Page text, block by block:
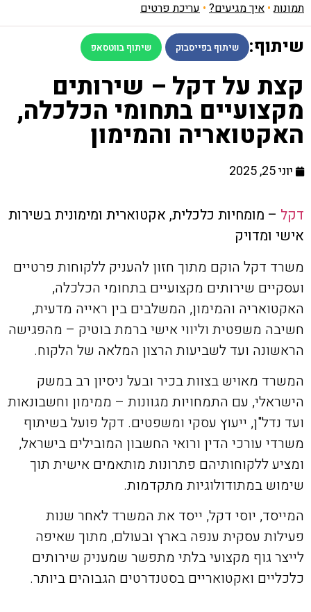
תמונות• איך מגיעים? • עריכת פרטים
שיתוף: שיתוף בפייסבוק שיתוף בווטסאפ
קצת על דקל – שירותים
מקצועיים בתחומי הכלכלה,
האקטואריה והמימון
יוני 25, 2025
דקל – מומחיות כלכלית, אקטוארית ומימונית בשירות
אישי ומדויק
משרד דקל הוקם מתוך חזון להעניק ללקוחות פרטיים
ועסקיים שירותים מקצועיים בתחומי הכלכלה,
האקטואריה והמימון, המשלבים בין ראייה מדעית,
חשיבה משפטית וליווי אישי ברמת בוטיק – מהפגישה
הראשונה ועד לשביעות הרצון המלאה של הלקוח.
המשרד מאויש בצוות בכיר ובעל ניסיון רב במשק
הישראלי, עם התמחויות מגוונות – ממימון וחשבונאות
ועד נדל"ן, ייעוץ עסקי ומשפטים. דקל פועל בשיתוף
משרדי עורכי הדין ורואי החשבון המובילים בישראל,
ומציע ללקוחותיהם פתרונות מותאמים אישית תוך
שימוש במתודולוגיות מתקדמות.
המייסד, יוסי דקל, ייסד את המשרד לאחר שנות
פעילות עסקית ענפה בארץ ובעולם, מתוך שאיפה
לייצר גוף מקצועי בלתי מתפשר שמעניק שירותים
כלכליים ואקטואריים בסטנדרטים הגבוהים ביותר.